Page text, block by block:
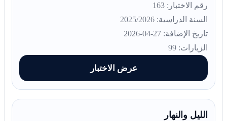
رقم الاختبار: 163
السنة الدراسية: 2025/2026
تاريخ الإضافة: 27-04-2026
الزيارات: 99
عرض الاختبار
الليل والنهار